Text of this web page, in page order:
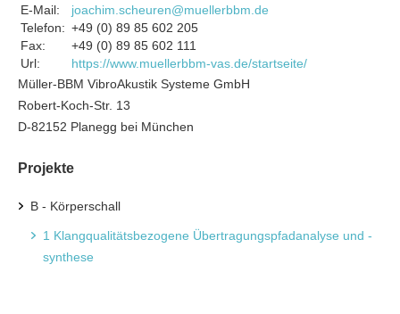
E-Mail:
joachim.scheuren@muellerbbm.de
Telefon: +49 (0) 89 85 602 205
Fax:
+49 (0) 89 85 602 111
Url:
https://www.muellerbbm-vas.de/startseite/
Müller-BBM VibroAkustik Systeme GmbH
Robert-Koch-Str. 13
D-82152 Planegg bei München
Projekte
B - Körperschall
1 Klangqualitätsbezogene Übertragungspfadanalyse und -
synthese